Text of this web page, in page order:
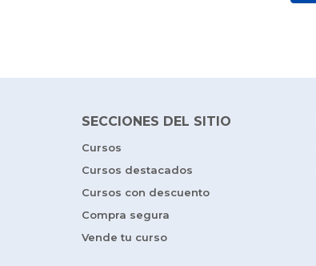
SECCIONES DEL SITIO
Cursos
Cursos destacados
Cursos con descuento
Compra segura
Vende tu curso